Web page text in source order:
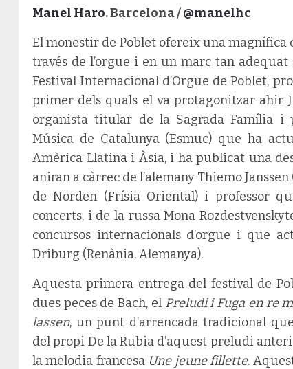
Manel Haro. Barcelona /@manelhc
El monestir de Poblet ofereix una
través de l’orgue i en un marc tan
Festival Internacional d’Orgue de Poblet,
primer dels quals el va protagonitzar ahir
organista titular de la Sagrada Família i
Música de Catalunya (Esmuc) que ha
Amèrica Llatina i Àsia, i ha publicat una
aniran a càrrec de l’alemany Thiemo
de Norden (Frísia Oriental) i professor
concerts, i de la russa Mona
concursos internacionals d’orgue i que
Driburg (Renània, Alemanya).
Aquesta primera entrega del festival de
dues peces de Bach, el Preludi i Fuga en re
lassen, un punt d’arrencada tradicional
del propi De la Rubia d’aquest preludi
la melodia francesa Une jeune fillette.